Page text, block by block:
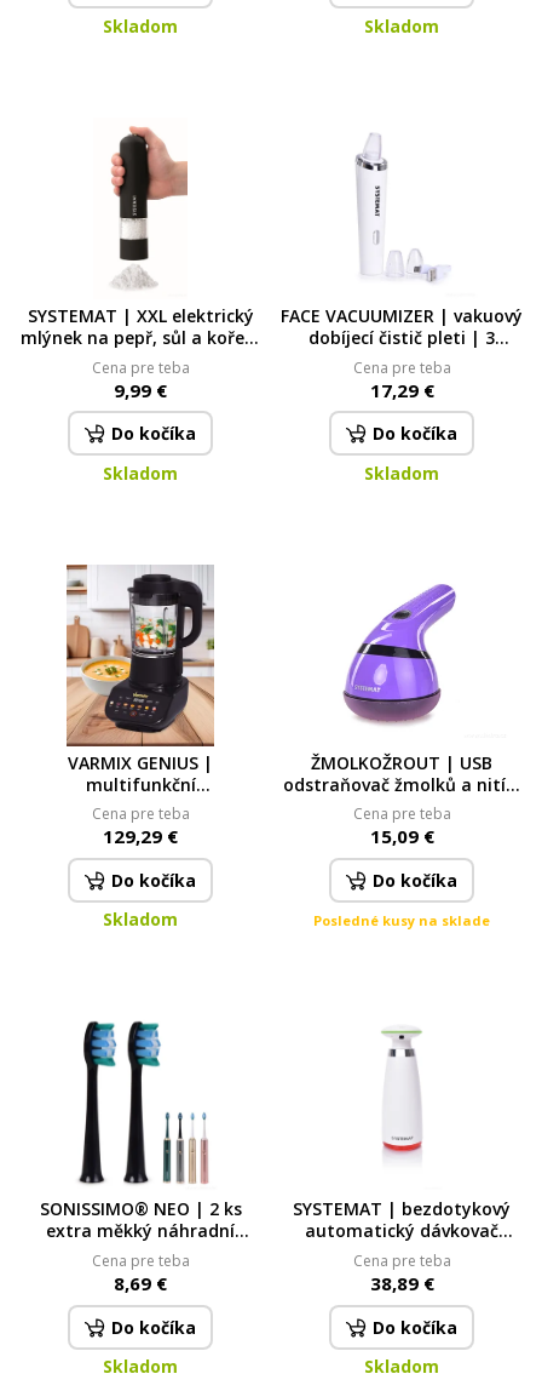
Skladom
Skladom
SYSTEMAT | XXL elektrický
mlýnek na pepř, sůl a koření
s LED osvětlením černý
Cena pre teba
9,99 €
Do kočíka
Skladom
FACE VACUUMIZER | vakuový
dobíjecí čistič pleti | 3
úrovně výkonu + 3 nástavce
Cena pre teba
17,29 €
Do kočíka
Skladom
VARMIX GENIUS |
multifunkční
vysokorychlostní mixér s
vařením & 11 programy |
nádoba 1,75 L | 32 000
ot./min
Cena pre teba
129,29 €
Do kočíka
Skladom
ŽMOLKOŽROUT | USB
odstraňovač žmolků a nití |
dobíjecí textilní holicí
strojek s nástavcem |
fialový
Cena pre teba
15,09 €
Do kočíka
Posledné kusy na sklade
SONISSIMO® NEO | 2 ks
extra měkký náhradní
kartáček – černý pro nový
model NEO
Cena pre teba
8,69 €
Do kočíka
Skladom
SYSTEMAT | bezdotykový
automatický dávkovač
mýdla, šamponů a mycích
prostředků | infra senzor +
LED indikace | objem 340 ml
SYSTEMAT
Cena pre teba
38,89 €
Do kočíka
Skladom